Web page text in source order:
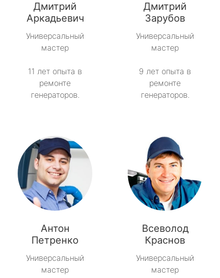
Дмитрий
Аркадьевич
Универсальный
мастер
11 лет опыта в
ремонте
генераторов.
Дмитрий
Зарубов
Универсальный
мастер
9 лет опыта в
ремонте
генераторов.
Антон
Петренко
Универсальный
мастер
Всеволод
Краснов
Универсальный
мастер